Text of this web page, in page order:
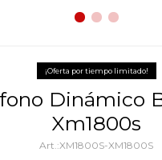
¡Oferta por tiempo limitado!
Xm1800s
XM1800S-XM1800S